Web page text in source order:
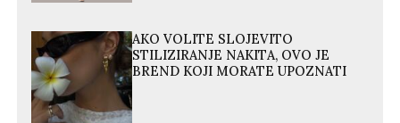
AKO VOLITE SLOJEVITO
STILIZIRANJE NAKITA, OVO JE
BREND KOJI MORATE UPOZNATI